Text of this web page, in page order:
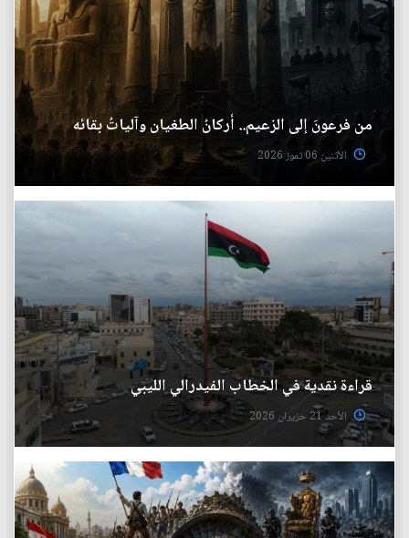
من فرعونَ إلى الزعيم.. أركانُ الطغيان وآلياتُ بقائه
الأثنين 06 تموز 2026
قراءة نقدية في الخطاب الفيدرالي الليبي
الأحد 21 حزيران 2026